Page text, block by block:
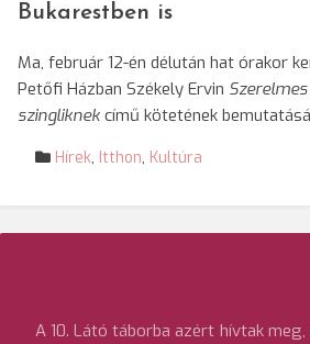
Bukarestben is
Ma, február 12-én délután hat órakor
Petőfi Házban Székely Ervin
szingliknek című kötetének
Hírek, Itthon, Kultúra
A 10. Látó táborba azért hívtak